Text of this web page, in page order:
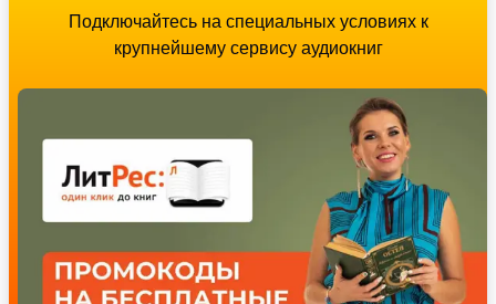
Подключайтесь на специальных условиях к
крупнейшему сервису аудиокниг